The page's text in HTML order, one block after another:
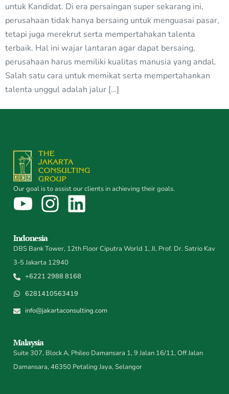
untuk Kandidat. Di era persaingan super sekarang ini,
perusahaan tidak hanya bersaing untuk menguasai pasar,
tetapi juga merekrut serta mempertahakan talenta
terbaik. Hal ini wajar lantaran agar dapat bersaing,
perusahaan harus memiliki kualitas manusia yang andal.
Salah satu cara untuk memikat serta mempertahankan
talenta unggul adalah jalur […]
Our goal is to assist our clients in achieving their goals.
Indonesia
DBS Bank Tower, 12th Floor Ciputra World 1, Jl. Prof. Dr. Satrio Kav
3-5 Jakarta 12940
+6221 2988 8168
6281410563419
info@jakartaconsulting.com
Malaysia
Suite 307, Block A, Phileo Damansara 1, 9 Jalan 16/11, Off Jalan
Damansara, 46350 Petaling Jaya, Selangor